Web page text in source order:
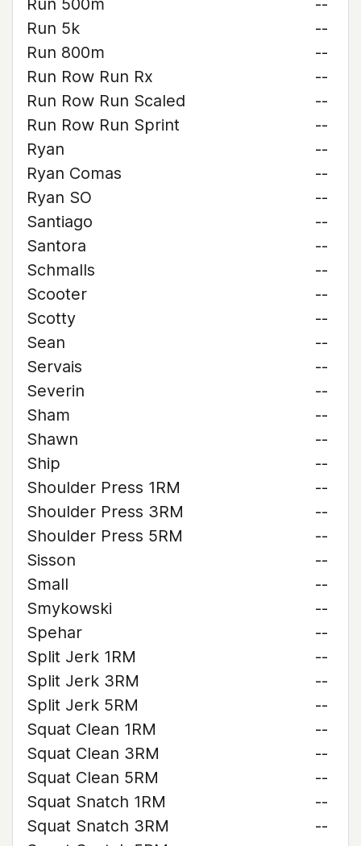
Run 500m
--
Run 5k
--
Run 800m
--
Run Row Run Rx
--
Run Row Run Scaled
--
Run Row Run Sprint
--
Ryan
--
Ryan Comas
--
Ryan SO
--
Santiago
--
Santora
--
Schmalls
--
Scooter
--
Scotty
--
Sean
--
Servais
--
Severin
--
Sham
--
Shawn
--
Ship
--
Shoulder Press 1RM
--
Shoulder Press 3RM
--
Shoulder Press 5RM
--
Sisson
--
Small
--
Smykowski
--
Spehar
--
Split Jerk 1RM
--
Split Jerk 3RM
--
Split Jerk 5RM
--
Squat Clean 1RM
--
Squat Clean 3RM
--
Squat Clean 5RM
--
Squat Snatch 1RM
--
Squat Snatch 3RM
--